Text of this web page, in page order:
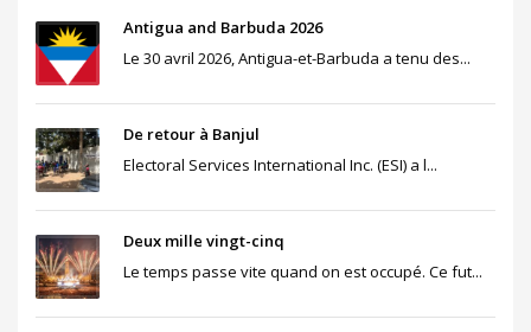
Antigua and Barbuda 2026
Le 30 avril 2026, Antigua-et-Barbuda a tenu des...
De retour à Banjul
Electoral Services International Inc. (ESI) a l...
Deux mille vingt-cinq
Le temps passe vite quand on est occupé. Ce fut...